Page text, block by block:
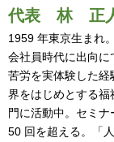
代表 林 正
1959 年東京生まれ
会社員時代に出向
苦労を実体験した
界をはじめとする
門に活動中。セミ
50 回を超える。「